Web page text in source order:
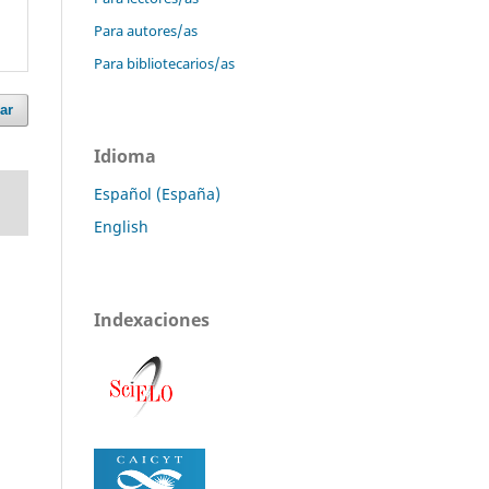
Para autores/as
Para bibliotecarios/as
Idioma
Español (España)
English
Indexaciones